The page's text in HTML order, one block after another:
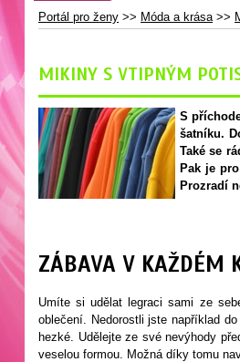
Portál pro ženy >> Móda a krása>>
MIKINY S VTIPNÝM
S
šatníku.
Také se
Pak je
Prozradí
ZÁBAVA V KAŽDÉM
Umíte si udělat legraci sami ze
oblečení. Nedorostli jste například
hezké. Udělejte ze své nevýhody
veselou formou. Možná díky tomu